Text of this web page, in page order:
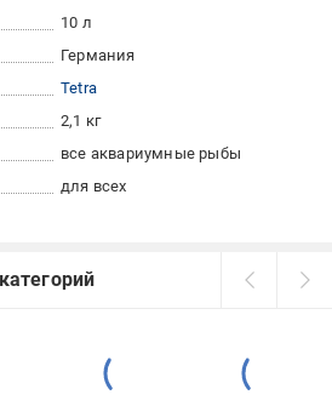
10 л
Германия
Tetra
2,1 кг
все аквариумные рыбы
для всех